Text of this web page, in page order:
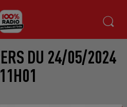
DU 24/05/2024